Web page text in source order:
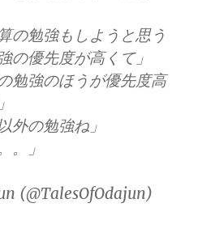
の勉強もしようと思う
の優先度が高くて」
勉強のほうが優先度高
外の勉強ね」
。」
(@TalesOfOdajun)